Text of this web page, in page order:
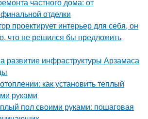
отделки
проектирует интерьер для себя, он
что не решился бы предложить
развитие инфраструктуры Арзамаса
как установить теплый
руками
пол своими руками: пошаговая